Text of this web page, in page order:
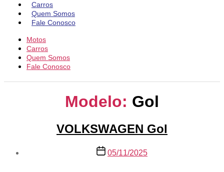
Carros
Quem Somos
Fale Conosco
Motos
Carros
Quem Somos
Fale Conosco
Modelo: Gol
VOLKSWAGEN Gol
Data05/11/2025